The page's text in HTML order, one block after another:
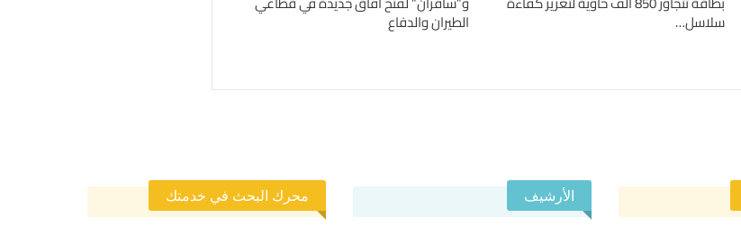
سلاسل… الطيران والدفاع
الأرشيف محرك البحث في خدمتك